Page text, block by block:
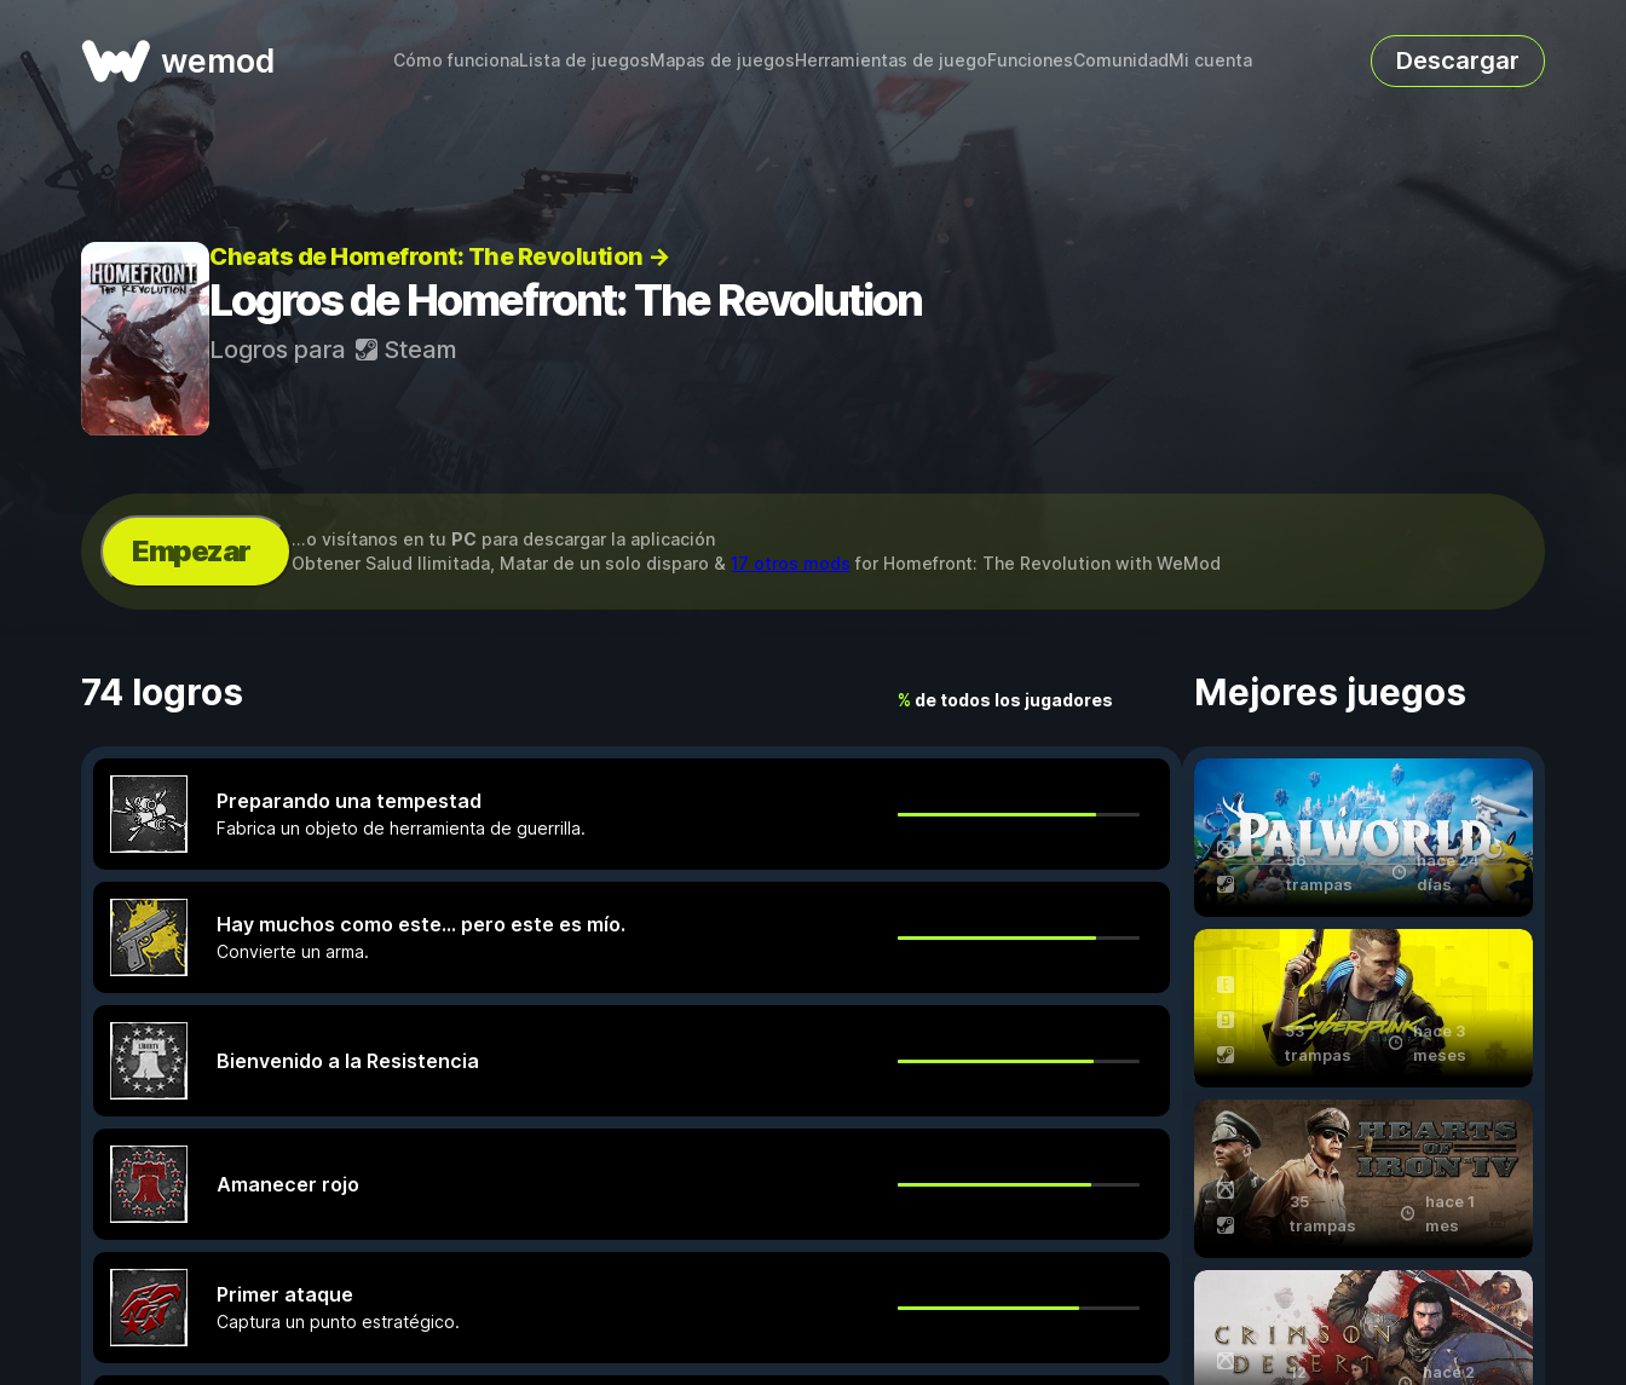
wemod Cómo funcionaLista de juegosMapas de juegosHerramientas de juegoFuncionesComunidadMi cuenta Descargar
Cheats de Homefront: The Revolution →
Logros de Homefront: The Revolution
Logros para Steam
Empezar ...o visítanos en tu PC para descargar la aplicación
Obtener Salud Ilimitada, Matar de un solo disparo & 17 otros mods for Homefront: The Revolutionwith WeMod
74 logros % de todos los jugadores
Preparando una tempestad
Fabrica un objeto de herramienta de guerrilla.
Hay muchos como este... pero este es mío.
Convierte un arma.
Bienvenido a la Resistencia
Amanecer rojo
Primer ataque
Captura un punto estratégico.
Mejores juegos
56
trampas
hace 24
días
53
trampas
hace 3
meses
35
trampas
hace 1
mes
12
hace 2